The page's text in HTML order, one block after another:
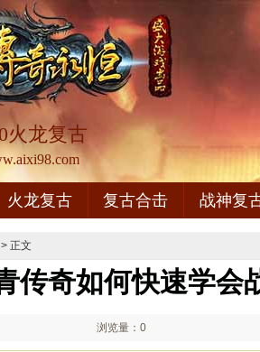
火龙复古
火龙复古 复古合击 战神复
> 正文
传奇如何快速学会
浏览量：0